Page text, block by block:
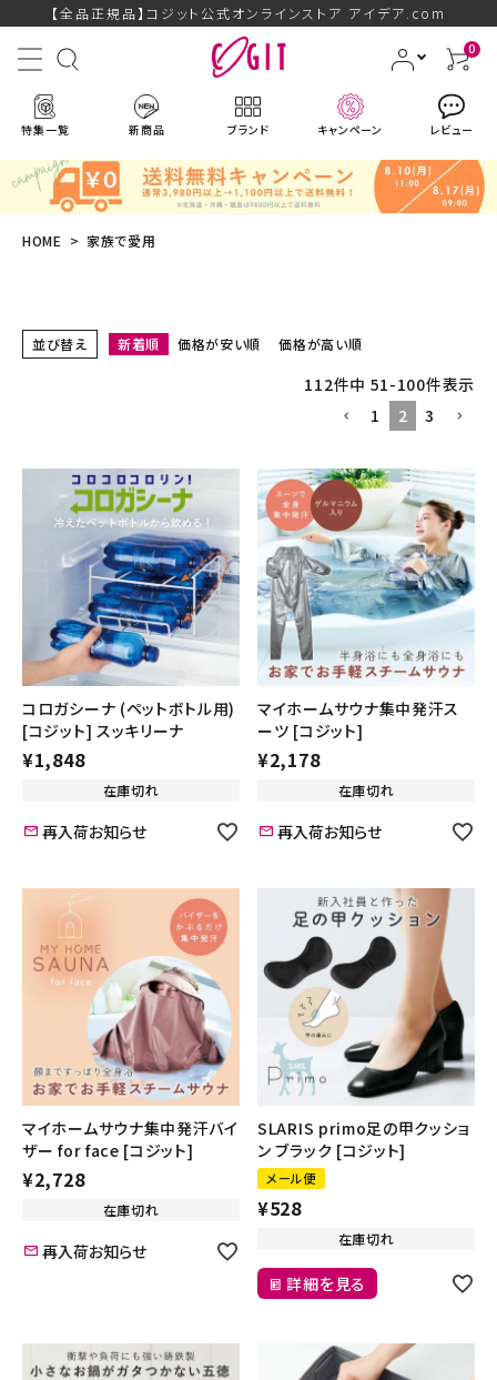
【全品正規品】コジット公式オンラインストア アイデア.com
0
特集一覧 新商品 ブランド キャンペーン レビュー
ACCOUNT MENU
ようこそ ゲスト 様
ブランドから探す
新商品
暑さ・紫外線対策グッズ
推し活グッズ
掃除グッズ
生活雑貨
ファッション
アウトドア・トラベル
インテリア
健康
カテゴリ一覧
お悩み解決コラム
プライバシーポリシー
HOME 家族で愛用
並び替え 新着順 価格が安い順 価格が高い順
112件中 51-100件表示
1
2 3
コロガシーナ (ペットボトル用)
[コジット] スッキリーナ
¥1,848
在庫切れ
再入荷お知らせ
マイホームサウナ集中発汗ス
ーツ [コジット]
¥2,178
在庫切れ
再入荷お知らせ
マイホームサウナ集中発汗バイ
ザー for face [コジット]
¥2,728
在庫切れ
再入荷お知らせ
SLARIS primo足の甲クッショ
ン ブラック [コジット]
メール便
¥528
在庫切れ
詳細を見る